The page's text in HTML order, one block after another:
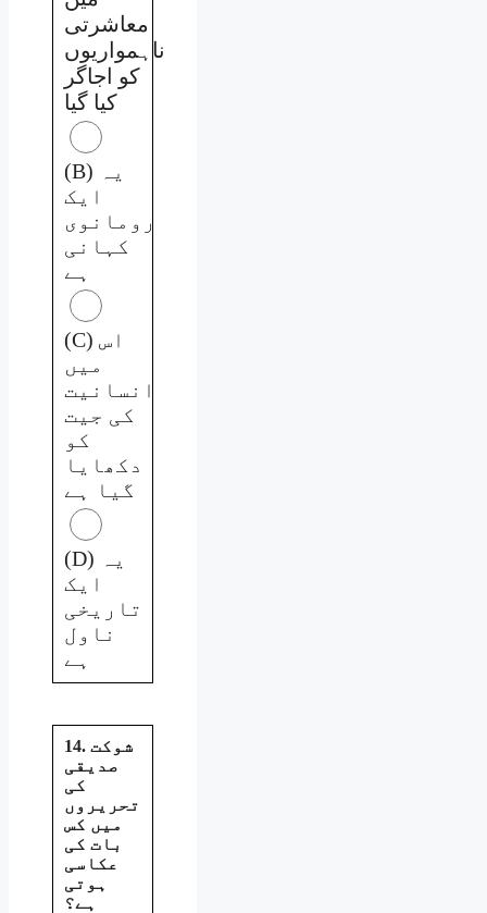
معاشرتی
ناہمواریوں
کو اجاگر
کیا گیا
(B) یہ
ایک
رومانوی
کہانی
ہے
(C) اس
میں
انسانیت
کی جیت
کو
دکھایا
گیا ہے
(D) یہ
ایک
تاریخی
ناول
ہے
14. شوکت
صدیقی
کی
تحریروں
میں کس
بات کی
عکاسی
ہوتی
ہے؟